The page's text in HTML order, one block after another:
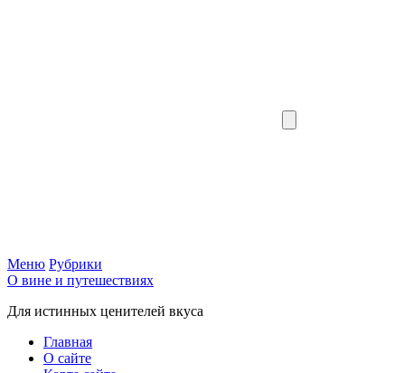
Меню Рубрики
О вине и путешествиях
Для истинных ценителей вкуса
Главная
О сайте